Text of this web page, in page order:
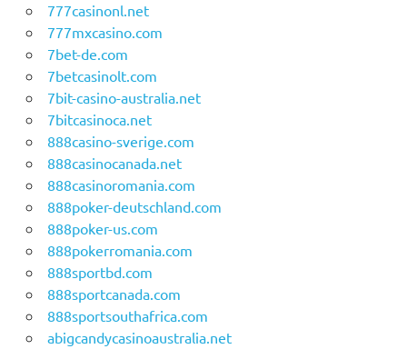
777casinonl.net
777mxcasino.com
7bet-de.com
7betcasinolt.com
7bit-casino-australia.net
7bitcasinoca.net
888casino-sverige.com
888casinocanada.net
888casinoromania.com
888poker-deutschland.com
888poker-us.com
888pokerromania.com
888sportbd.com
888sportcanada.com
888sportsouthafrica.com
abigcandycasinoaustralia.net